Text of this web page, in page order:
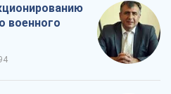
военного